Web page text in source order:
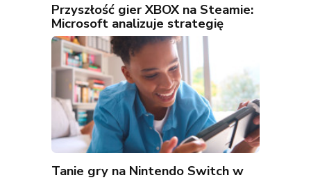
Przyszłość gier XBOX na Steamie:
Microsoft analizuje strategię
Tanie gry na Nintendo Switch w